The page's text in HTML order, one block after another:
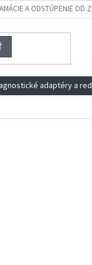
A ODSTÚPENIE OD
adaptéry a